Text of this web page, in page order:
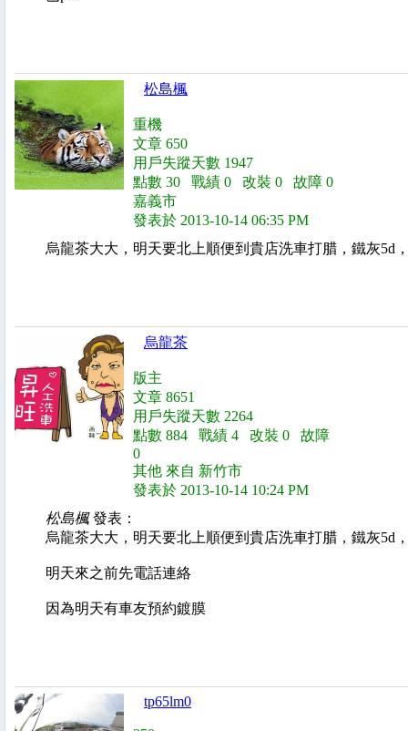
松島楓
重機
文章 650
用戶失蹤天數 1947
點數 30 戰績 0 改裝 0 故障 0
嘉義市
發表於 2013-10-14 06:35 PM
烏龍茶大大，明天要北上順便到貴店洗車打腊，鐵灰
烏龍茶
版主
文章 8651
用戶失蹤天數 2264
點數 884 戰績 4 改裝 0 故障
0
其他 來自 新竹市
發表於 2013-10-14 10:24 PM
松島楓發表：
烏龍茶大大，明天要北上順便到貴店洗車打腊，鐵灰5d
明天來之前先電話連絡
因為明天有車友預約鍍膜
tp65lm0